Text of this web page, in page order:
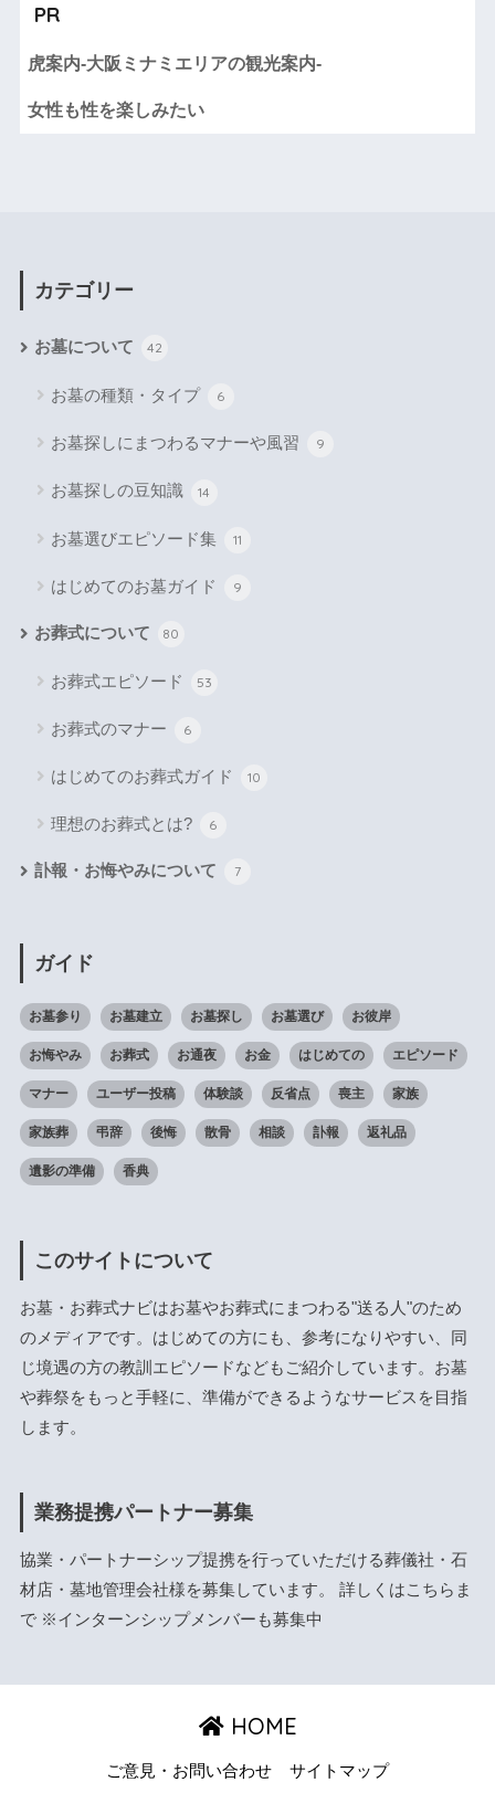
PR
虎案内-大阪ミナミエリアの観光案内-
女性も性を楽しみたい
カテゴリー
お墓について 42
お墓の種類・タイプ 6
お墓探しにまつわるマナーや風習 9
お墓探しの豆知識 14
お墓選びエピソード集 11
はじめてのお墓ガイド 9
お葬式について 80
お葬式エピソード 53
お葬式のマナー 6
はじめてのお葬式ガイド 10
理想のお葬式とは? 6
訃報・お悔やみについて 7
ガイド
お墓参り お墓建立 お墓探し お墓選び お彼岸
お悔やみ お葬式 お通夜 お金 はじめての エピソード
マナー ユーザー投稿 体験談 反省点 喪主 家族
家族葬 弔辞 後悔 散骨 相談 訃報 返礼品
遺影の準備 香典
このサイトについて
お墓・お葬式ナビはお墓やお葬式にまつわる"送る人"のため
のメディアです。はじめての方にも、参考になりやすい、同
じ境遇の方の教訓エピソードなどもご紹介しています。お墓
や葬祭をもっと手軽に、準備ができるようなサービスを目指
します。
業務提携パートナー募集
協業・パートナーシップ提携を行っていただける葬儀社・石
材店・墓地管理会社様を募集しています。 詳しくはこちら ま
で ※インターンシップメンバーも募集中
HOME
ご意見・お問い合わせ
サイトマップ